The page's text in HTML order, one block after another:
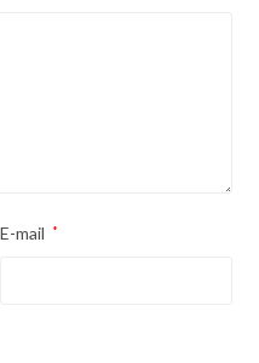
E-mail *